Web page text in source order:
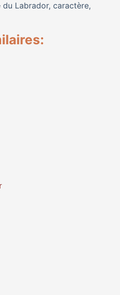
Labrador, caractère,